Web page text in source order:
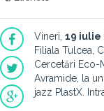
Vineri, 19 iulie
Filiala Tulcea,
Cercetări Eco-
Avramide, la
jazz PlastX.